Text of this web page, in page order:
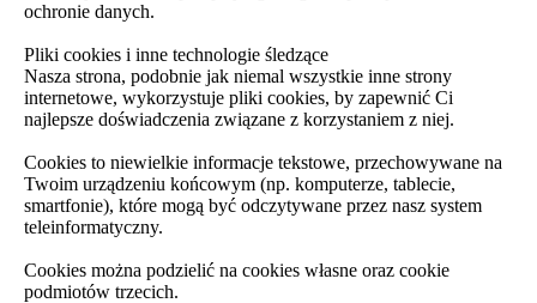
ochronie danych.
Pliki cookies i inne technologie śledzące
Nasza strona, podobnie jak niemal wszystkie inne strony
internetowe, wykorzystuje pliki cookies, by zapewnić Ci
najlepsze doświadczenia związane z korzystaniem z niej.
Cookies to niewielkie informacje tekstowe, przechowywane na
Twoim urządzeniu końcowym (np. komputerze, tablecie,
smartfonie), które mogą być odczytywane przez nasz system
teleinformatyczny.
Cookies można podzielić na cookies własne oraz cookie
podmiotów trzecich.